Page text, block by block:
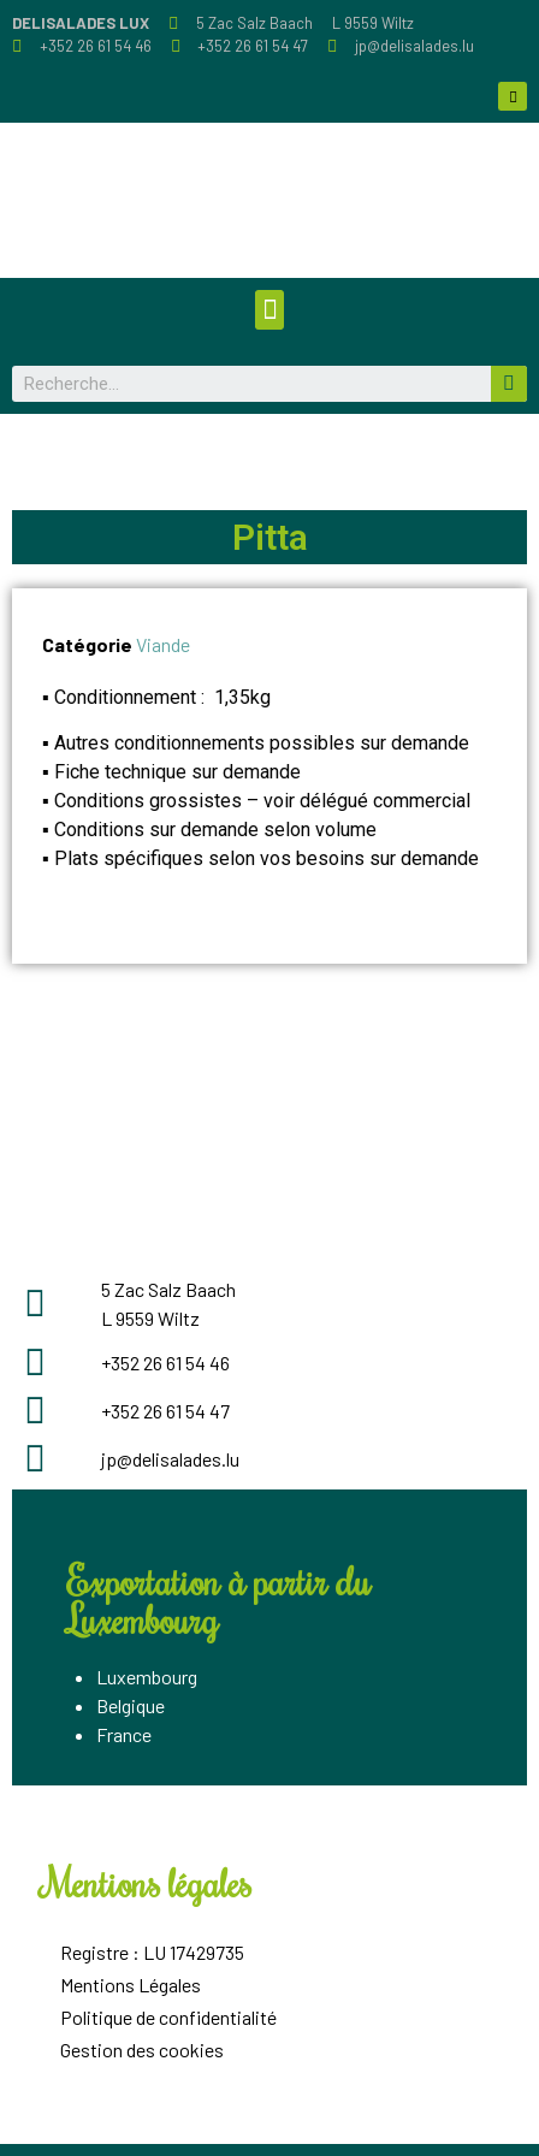
DELISALADES LUX 5 Zac Salz Baach
L 9559 Wiltz
+352 26 61 54 46
+352 26 61 54 47 jp@delisalades.lu
Pitta
Catégorie Viande
▪ Conditionnement : 1,35kg
▪ Autres conditionnements possibles sur demande
▪ Fiche technique sur demande
▪ Conditions grossistes – voir délégué commercial
▪ Conditions sur demande selon volume
▪ Plats spécifiques selon vos besoins sur demande
5 Zac Salz Baach
L 9559 Wiltz
+352 26 61 54 46
+352 26 61 54 47
jp@delisalades.lu
Exportation à partir du
Luxembourg
Luxembourg
Belgique
France
Mentions légales
Registre : LU 17429735
Mentions Légales
Politique de confidentialité
Gestion des cookies